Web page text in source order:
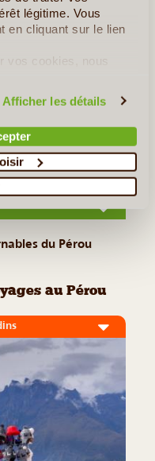
légitime. Vous
en cliquant sur le lien
vos cookies, nous
Afficher les détails
du monde élues
partie des destinations
Des ruines incas de
≻
Samiria
du Pérou
au Pérou